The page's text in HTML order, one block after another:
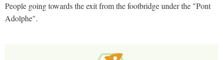
People going towards the exit from the footbridge under the "Pont
Adolphe".